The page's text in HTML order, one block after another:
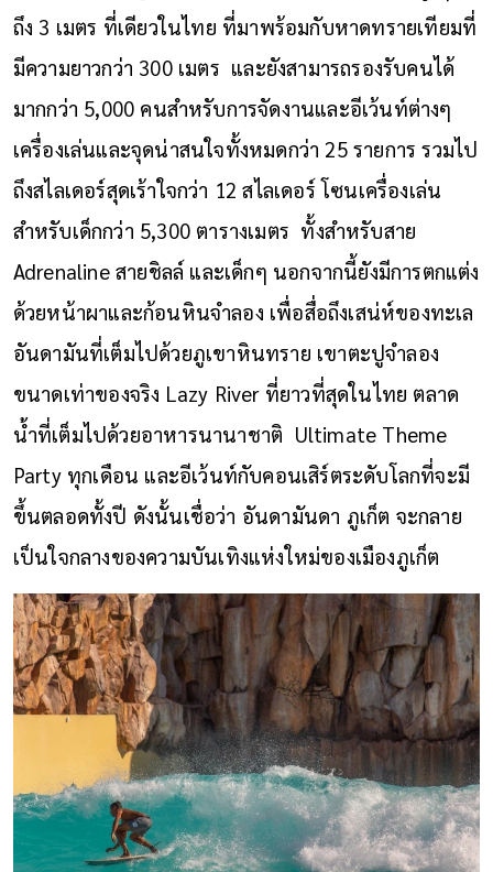
ถึง 3 เมตร ที่เดียวในไทย ที่มาพร้อมกับหาดทรายเทียมที่
มีความยาวกว่า 300 เมตร และยังสามารถรองรับคนได้
มากกว่า 5,000 คนสำหรับการจัดงานและอีเว้นท์ต่างๆ
เครื่องเล่นและจุดน่าสนใจทั้งหมดกว่า 25 รายการ รวมไป
ถึงสไลเดอร์สุดเร้าใจกว่า 12 สไลเดอร์ โซนเครื่องเล่น
สำหรับเด็กกว่า 5,300 ตารางเมตร ทั้งสำหรับสาย
Adrenaline สายชิลล์ และเด็กๆ นอกจากนี้ยังมีการตกแต่ง
ด้วยหน้าผาและก้อนหินจำลอง เพื่อสื่อถึงเสน่ห์ของทะเล
อันดามันที่เต็มไปด้วยภูเขาหินทราย เขาตะปูจำลอง
ขนาดเท่าของจริง Lazy River ที่ยาวที่สุดในไทย ตลาด
น้ำที่เต็มไปด้วยอาหารนานาชาติ Ultimate Theme
Party ทุกเดือน และอีเว้นท์กับคอนเสิร์ตระดับโลกที่จะมี
ขึ้นตลอดทั้งปี ดังนั้นเชื่อว่า อันดามันดา ภูเก็ต จะกลาย
เป็นใจกลางของความบันเทิงแห่งใหม่ของเมืองภูเก็ต